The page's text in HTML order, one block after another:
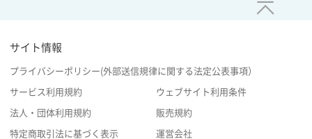
サイト情報
プライバシーポリシー(外部送信規律に関する法定公表事項）
サービス利用規約 ウェブサイト利用条件
法人・団体利用規約 販売規約
特定商取引法に基づく表示 運営会社